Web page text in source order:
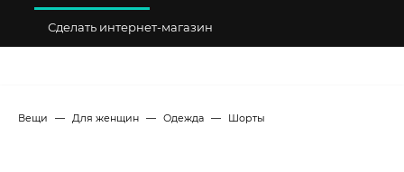
Сделать интернет-магазин
Вещи Для женщин Одежда Шорты